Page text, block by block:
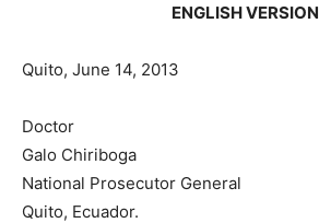
ENGLISH VERSION
Quito, June 14, 2013
Doctor
Galo Chiriboga
National Prosecutor General
Quito, Ecuador.